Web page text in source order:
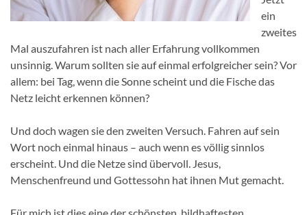
ein
zweites
Mal auszufahren ist nach aller Erfahrung vollkommen
unsinnig. Warum sollten sie auf einmal erfolgreicher sein? Vor
allem: bei Tag, wenn die Sonne scheint und die Fische das
Netz leicht erkennen können?
Und doch wagen sie den zweiten Versuch. Fahren auf sein
Wort noch einmal hinaus – auch wenn es völlig sinnlos
erscheint. Und die Netze sind übervoll. Jesus,
Menschenfreund und Gottessohn hat ihnen Mut gemacht.